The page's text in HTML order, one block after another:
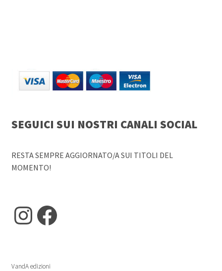
SEGUICI SUI NOSTRI CANALI SOCIAL
RESTA SEMPRE AGGIORNATO/A SUI TITOLI DEL
MOMENTO!
Instagram
Facebook
VandA edizioni